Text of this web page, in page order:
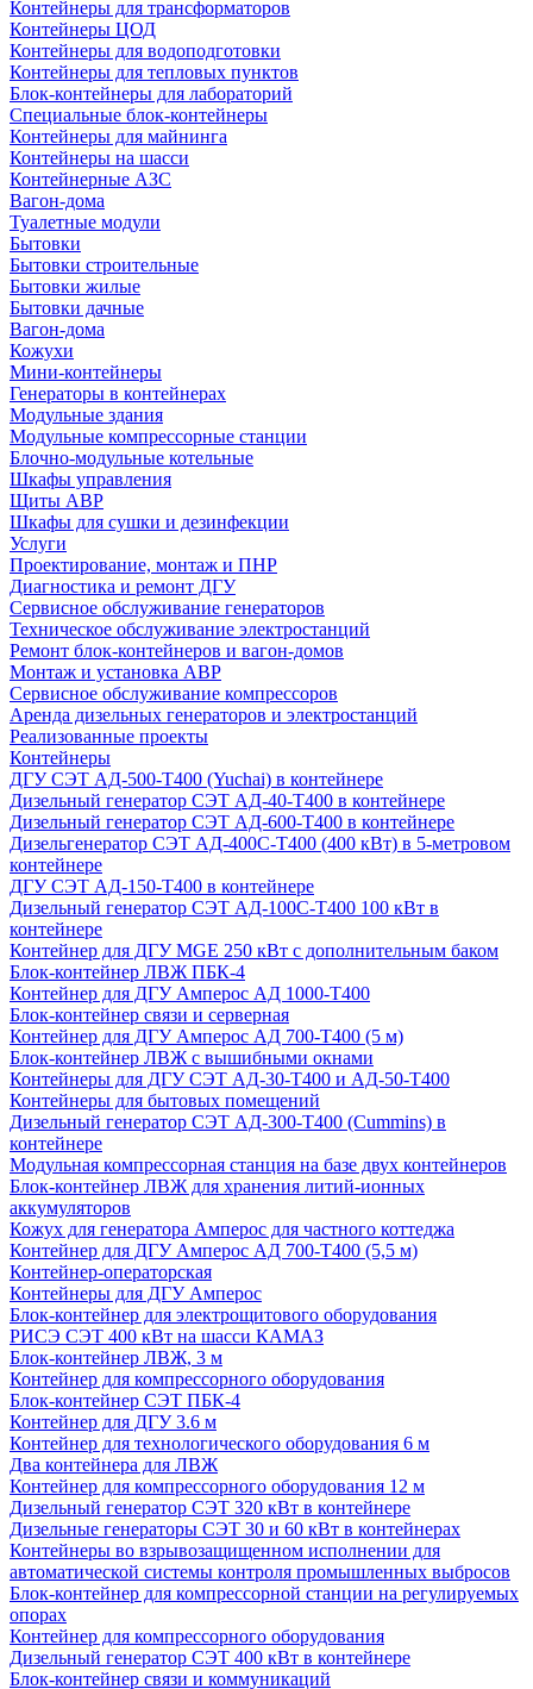
Контейнеры для трансформаторов
Контейнеры ЦОД
Контейнеры для водоподготовки
Контейнеры для тепловых пунктов
Блок-контейнеры для лабораторий
Специальные блок-контейнеры
Контейнеры для майнинга
Контейнеры на шасси
Контейнерные АЗС
Вагон-дома
Туалетные модули
Бытовки
Бытовки строительные
Бытовки жилые
Бытовки дачные
Вагон-дома
Кожухи
Мини-контейнеры
Генераторы в контейнерах
Модульные здания
Модульные компрессорные станции
Блочно-модульные котельные
Шкафы управления
Щиты АВР
Шкафы для сушки и дезинфекции
Услуги
Проектирование, монтаж и ПНР
Диагностика и ремонт ДГУ
Сервисное обслуживание генераторов
Техническое обслуживание электростанций
Ремонт блок-контейнеров и вагон-домов
Монтаж и установка АВР
Сервисное обслуживание компрессоров
Аренда дизельных генераторов и электростанций
Реализованные проекты
Контейнеры
ДГУ СЭТ АД-500-Т400 (Yuchai) в контейнере
Дизельный генератор СЭТ АД-40-Т400 в контейнере
Дизельный генератор СЭТ АД-600-Т400 в контейнере
Дизельгенератор СЭТ АД-400С-Т400 (400 кВт) в 5-метровом
контейнере
ДГУ СЭТ АД-150-Т400 в контейнере
Дизельный генератор СЭТ АД-100С-Т400 100 кВт в
контейнере
Контейнер для ДГУ MGE 250 кВт с дополнительным баком
Блок-контейнер ЛВЖ ПБК-4
Контейнер для ДГУ Амперос АД 1000-Т400
Блок-контейнер связи и серверная
Контейнер для ДГУ Амперос АД 700-Т400 (5 м)
Блок-контейнер ЛВЖ с вышибными окнами
Контейнеры для ДГУ СЭТ АД-30-Т400 и АД-50-Т400
Контейнеры для бытовых помещений
Дизельный генератор СЭТ АД-300-Т400 (Cummins) в
контейнере
Модульная компрессорная станция на базе двух контейнеров
Блок-контейнер ЛВЖ для хранения литий-ионных
аккумуляторов
Кожух для генератора Амперос для частного коттеджа
Контейнер для ДГУ Амперос АД 700-Т400 (5,5 м)
Контейнер-операторская
Контейнеры для ДГУ Амперос
Блок-контейнер для электрощитового оборудования
РИСЭ СЭТ 400 кВт на шасси КАМАЗ
Блок-контейнер ЛВЖ, 3 м
Контейнер для компрессорного оборудования
Блок-контейнер СЭТ ПБК-4
Контейнер для ДГУ 3.6 м
Контейнер для технологического оборудования 6 м
Два контейнера для ЛВЖ
Контейнер для компрессорного оборудования 12 м
Дизельный генератор СЭТ 320 кВт в контейнере
Дизельные генераторы СЭТ 30 и 60 кВт в контейнерах
Контейнеры во взрывозащищенном исполнении для
автоматической системы контроля промышленных выбросов
Блок-контейнер для компрессорной станции на регулируемых
опорах
Контейнер для компрессорного оборудования
Дизельный генератор СЭТ 400 кВт в контейнере
Блок-контейнер связи и коммуникаций